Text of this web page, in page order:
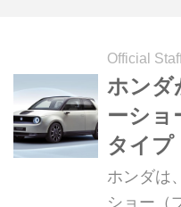
Official
ホンダ
ーショ
タイプ
ルドプ
ホンダは
ショー（